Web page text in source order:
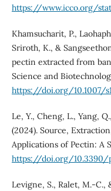
https://www.icco.org/
Khamsucharit, P.,
Sriroth, K., &
pectin extracted from
Science and
https://doi.org/10.1007/
Le, Y., Cheng, L., Yang,
(2024). Source,
Applications of Pectin: A
https://doi.org/10.3390/
Levigne, S., Ralet, M.-C.,